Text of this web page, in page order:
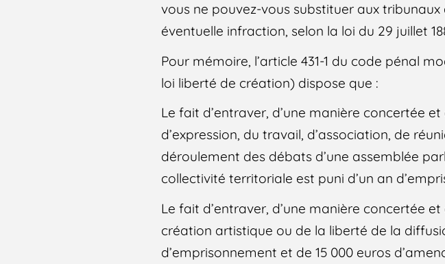
vous ne pouvez-vous substituer aux
éventuelle infraction, selon la loi du 29 juillet
Pour mémoire, l’article 431-1 du code pénal
loi liberté de création) dispose que :
Le fait d’entraver, d’une manière concertée
d’expression, du travail, d’association, de
déroulement des débats d’une assemblée
collectivité territoriale est puni d’un an
Le fait d’entraver, d’une manière concertée
création artistique ou de la liberté de la
d’emprisonnement et de 15 000 euros